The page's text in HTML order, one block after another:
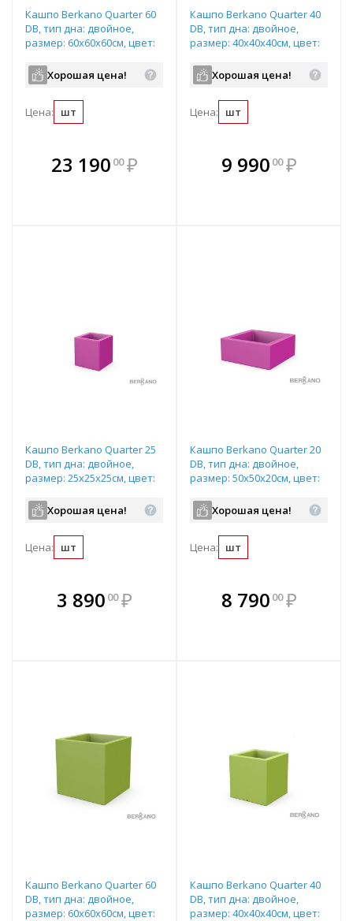
Кашпо Berkano Quarter 60
DB, тип дна: двойное,
размер: 60x60x60см, цвет:
арт.220_051_15
Хорошая цена!
Цена: шт
23 190 00 ₽
В комплекте
всегда выгоднее!
Кашпо Berkano Quarter 40
DB, тип дна: двойное,
размер: 40x40x40см, цвет:
арт.220_049_15
Хорошая цена!
Цена: шт
В комплекте
всегда выгоднее!
9 990 00 ₽
Кашпо Berkano Quarter 25
DB, тип дна: двойное,
размер: 25x25x25см, цвет:
арт.220_047_15
Хорошая цена!
Цена: шт
3 890 00 ₽
В комплекте
всегда выгоднее!
Кашпо Berkano Quarter 20
DB, тип дна: двойное,
размер: 50x50x20см, цвет:
арт.220_046_15
Хорошая цена!
Цена: шт
В комплекте
всегда выгоднее!
8 790 00 ₽
Кашпо Berkano Quarter 60
DB, тип дна: двойное,
размер: 60x60x60см, цвет:
Кашпо Berkano Quarter 40
DB, тип дна: двойное,
размер: 40x40x40см, цвет: